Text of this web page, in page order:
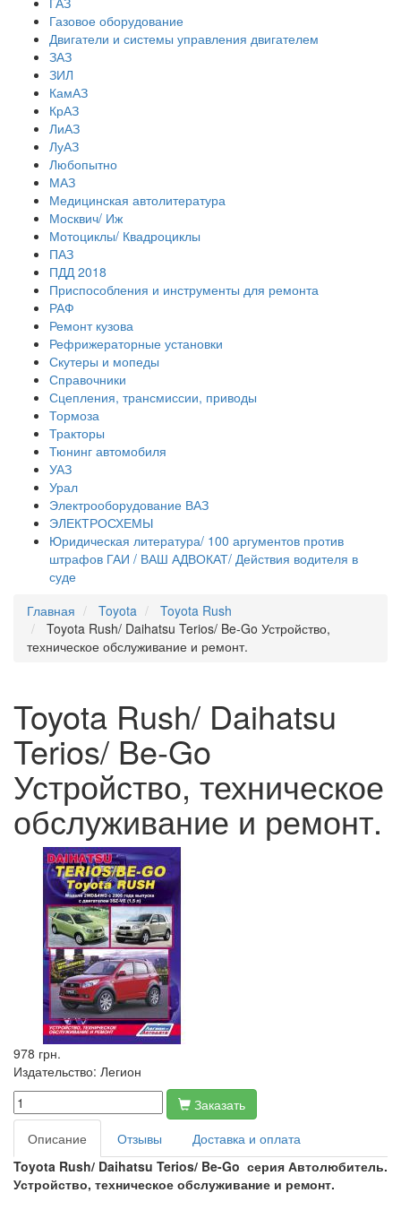
Газовое оборудование
Двигатели и системы управления двигателем
ЗАЗ
ЗИЛ
КамАЗ
КрАЗ
ЛиАЗ
ЛуАЗ
Любопытно
МАЗ
Медицинская автолитература
Москвич/ Иж
Мотоциклы/ Квадроциклы
ПАЗ
ПДД 2018
Приспособления и инструменты для ремонта
РАФ
Ремонт кузова
Рефрижераторные установки
Скутеры и мопеды
Справочники
Сцепления, трансмиссии, приводы
Тормоза
Тракторы
Тюнинг автомобиля
УАЗ
Урал
Электрооборудование ВАЗ
ЭЛЕКТРОСХЕМЫ
Юридическая литература/ 100 аргументов против
штрафов ГАИ / ВАШ АДВОКАТ/ Действия водителя в
суде
Главная
Toyota
Toyota Rush
Toyota Rush/ Daihatsu Terios/ Be-Go Устройство,
техническое обслуживание и ремонт.
Toyota Rush/ Daihatsu
Terios/ Be-Go
Устройство, техническое
обслуживание и ремонт.
978 грн.
Издательство: Легион
Заказать
Описание
Отзывы
Доставка и оплата
Toyota Rush/ Daihatsu Terios/ Be-Go серия Автолюбитель.
Устройство, техническое обслуживание и ремонт.